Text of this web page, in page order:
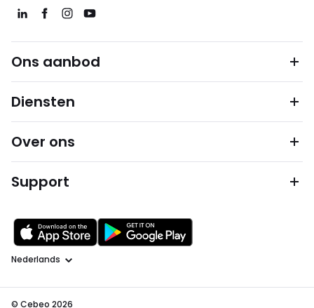
Ons aanbod
Diensten
Over ons
Support
Taal
© Cebeo 2026